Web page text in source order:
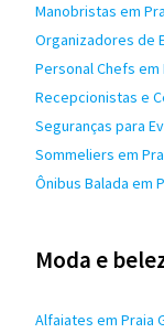
Manobristas em
Organizadores de
Personal Chefs em
Recepcionistas e
Seguranças para
Sommeliers em
Ônibus Balada em
Moda e
Alfaiates em Praia